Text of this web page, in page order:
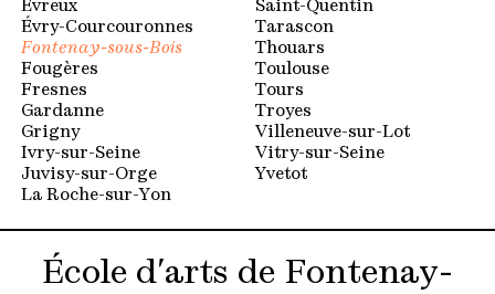
Évreux
Évry-Courcouronnes
Fontenay-sous-Bois
Fougères
Fresnes
Gardanne
Grigny
Ivry-sur-Seine
Juvisy-sur-Orge
La Roche-sur-Yon
Saint-Quentin
Tarascon
Thouars
Toulouse
Tours
Troyes
Villeneuve-sur-Lot
Vitry-sur-Seine
Yvetot
École d'arts de Fontenay-